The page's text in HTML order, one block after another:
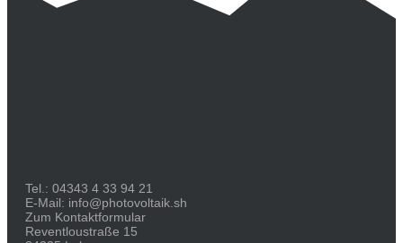
Tel.: 04343 4 33 94 21
E-Mail: info@photovoltaik.sh
Zum Kontaktformular
Reventloustraße 15